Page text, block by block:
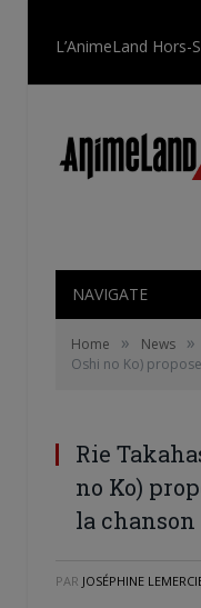
NAVIGATE
Home » News »
Oshi no Ko)
Rie
no Ko)
la chanson
PAR JOSÉPHINE